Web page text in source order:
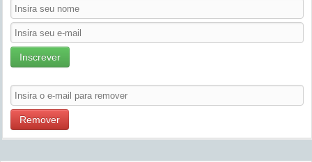
Inscrever
Remover